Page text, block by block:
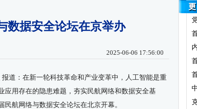
数据安全论坛在京举办
2025-06-06 17:56:00
道：在新一轮科技革命和产业变革中，人工智能是重
应用存在的隐患难题，夯实民航网络和数据安全基
航网络与数据安全论坛在北京开幕。